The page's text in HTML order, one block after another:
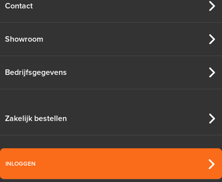
Contact
Showroom
Bedrijfsgegevens
Zakelijk bestellen
INLOGGEN